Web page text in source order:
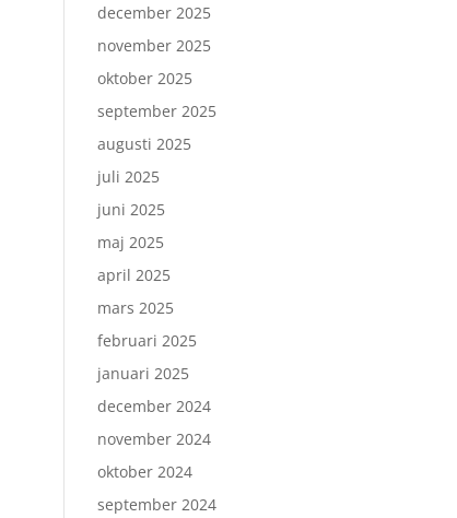
december 2025
november 2025
oktober 2025
september 2025
augusti 2025
juli 2025
juni 2025
maj 2025
april 2025
mars 2025
februari 2025
januari 2025
december 2024
november 2024
oktober 2024
september 2024